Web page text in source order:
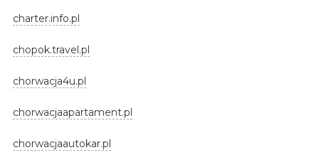
charter.info.pl
chopok.travel.pl
chorwacja4u.pl
chorwacjaapartament.pl
chorwacjaautokar.pl